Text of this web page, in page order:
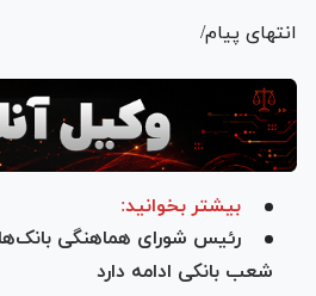
انتهای پیام/
بیشتر بخوانید:
رئیس شورای هماهنگی
شعب بانکی ادامه دارد